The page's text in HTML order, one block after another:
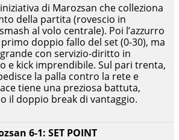
6-1: SET POINT
di Marozsan che colleziona
della partita (rovescio in
al volo centrale). Poi l’azzurro
doppio fallo del set (0-30), ma
con servizio-diritto in
e kick imprendibile. Sul pari trenta,
la palla contro la rete e
tiene una preziosa battuta,
il doppio break di vantaggio.